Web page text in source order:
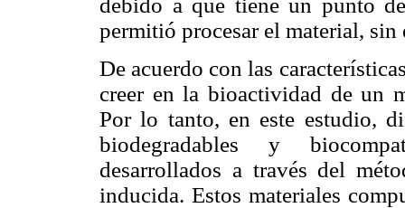
debido a que tiene un punto
permitió procesar el material, sin
De acuerdo con las
creer en la bioactividad de un
Por lo tanto, en este estudio,
biodegradables y
desarrollados a través del
inducida. Estos materiales